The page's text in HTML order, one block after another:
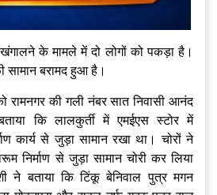
के मामले में दो लोगों को पकड़ा है।
सामान बरामद हुआ है।
रामनगर की गली नंबर सात निवासी आनंद
कि लालकुर्ती में एमईएस स्टोर में
कार्य से जुड़ा सामान रखा था। चोरों ने
निर्माण से जुड़ा सामान चोरी कर लिया
ने बताया कि टिंकू बेनिवाल पुत्र मगन